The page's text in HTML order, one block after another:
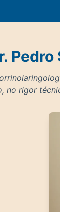
no rigor